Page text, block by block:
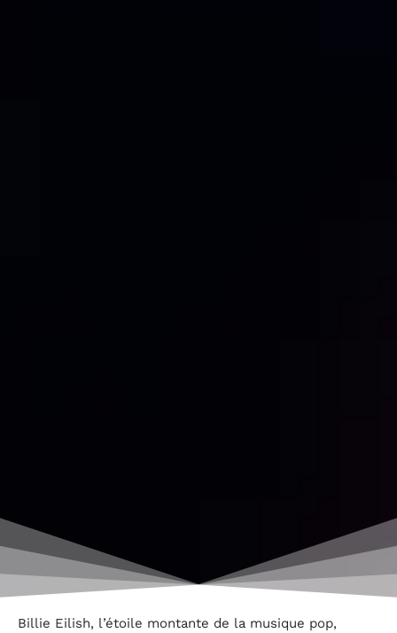
Billie Eilish, l’étoile montante de la musique pop,